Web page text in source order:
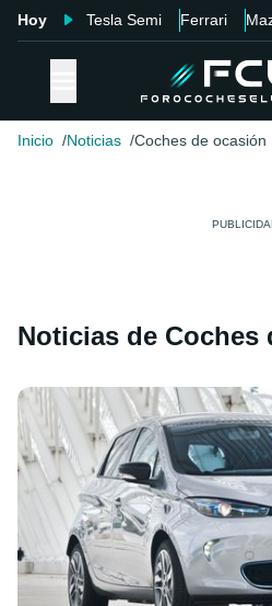
Hoy Tesla Semi Ferrari
Inicio Noticias Coches de ocasión
Noticias de Coches